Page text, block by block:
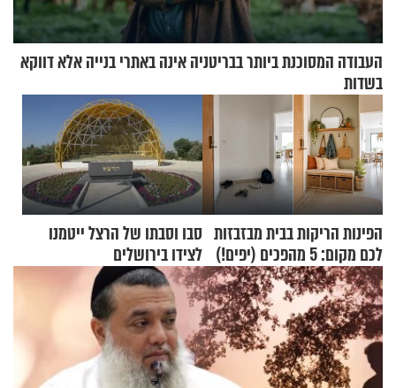
העבודה המסוכנת ביותר בבריטניה אינה באתרי בנייה אלא דווקא
בשדות
הפינות הריקות בבית מבזבזות
לכם מקום: 5 מהפכים (יפים!)
שאפשר לעשות כבר היום
סבו וסבתו של הרצל ייטמנו
לצידו בירושלים